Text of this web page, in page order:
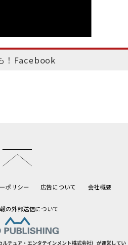
！Facebook
ポリシー 広告について 会社概要
の外部送信について
チュア・エンタテインメント株式会社）が運営してい